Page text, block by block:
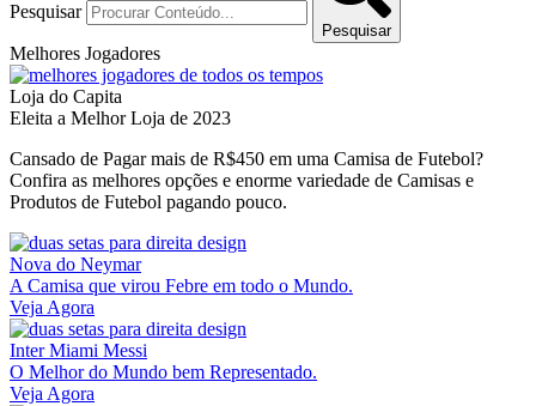
Pesquisar
Pesquisar
Melhores Jogadores
Loja do Capita
Eleita a Melhor Loja de 2023
Cansado de Pagar mais de R$450 em uma Camisa de Futebol?
Confira as melhores opções e enorme variedade de Camisas e
Produtos de Futebol pagando pouco.
Nova do Neymar
A Camisa que virou Febre em todo o Mundo.
Veja Agora
Inter Miami Messi
O Melhor do Mundo bem Representado.
Veja Agora